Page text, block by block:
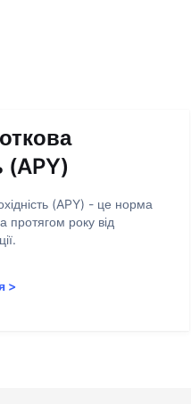
(APY)
(APY) - це норма
протягом року від
>